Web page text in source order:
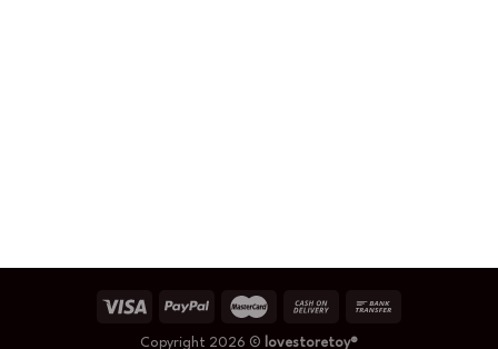
Copyright 2026 © lovestoretoy®